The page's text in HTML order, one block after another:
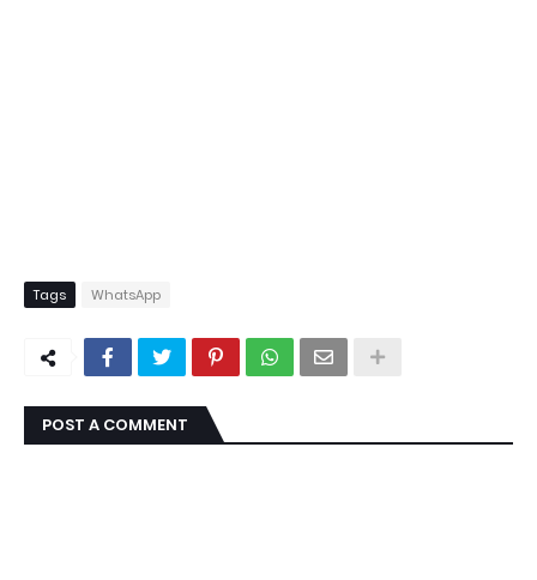
Tags WhatsApp
POST A COMMENT